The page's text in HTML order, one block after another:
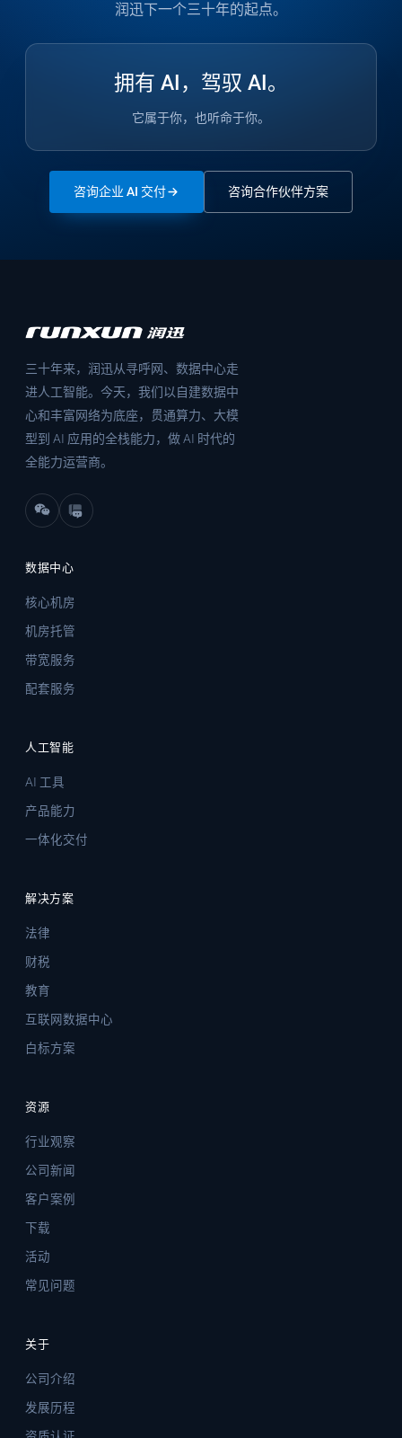
润迅下一个三十年的起点。
拥有 AI，驾驭 AI。
它属于你，也听命于你。
咨询企业 AI 交付 咨询合作伙伴方案
三十年来，润迅从寻呼网、数据中心走
进人工智能。今天，我们以自建数据中
心和丰富网络为底座，贯通算力、大模
型到 AI 应用的全栈能力，做 AI 时代的
全能力运营商。
数据中心
核心机房
机房托管
带宽服务
配套服务
人工智能
AI 工具
产品能力
一体化交付
解决方案
法律
财税
教育
互联网数据中心
白标方案
资源
行业观察
公司新闻
客户案例
下载
活动
常见问题
关于
公司介绍
发展历程